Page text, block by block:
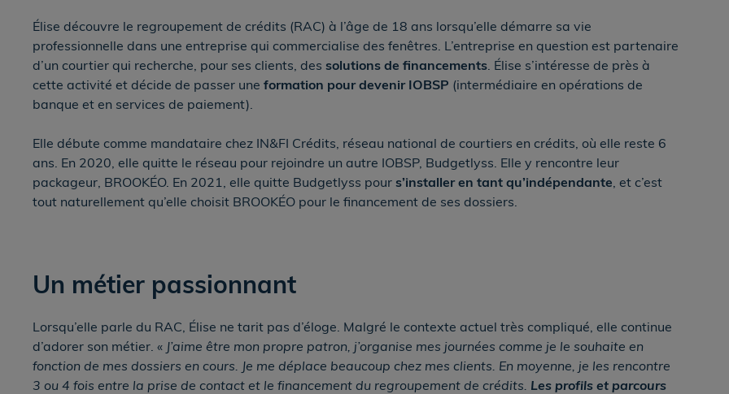
Élise découvre le regroupement de crédits (RAC) à l’âge de 18 ans lorsqu’elle démarre sa vie
professionnelle dans une entreprise qui commercialise des fenêtres. L’entreprise en question est partenaire
d’un courtier qui recherche, pour ses clients, des solutions de financements. Élise s’intéresse de près à
cette activité et décide de passer une formation pour devenir IOBSP (intermédiaire en opérations de
banque et en services de paiement).
Elle débute comme mandataire chez IN&FI Crédits, réseau national de courtiers en crédits, où elle reste 6
ans. En 2020, elle quitte le réseau pour rejoindre un autre IOBSP, Budgetlyss. Elle y rencontre leur
packageur, BROOKÉO. En 2021, elle quitte Budgetlyss pour s’installer en tant qu’indépendante, et c’est
tout naturellement qu’elle choisit BROOKÉO pour le financement de ses dossiers.
Un métier passionnant
Lorsqu’elle parle du RAC, Élise ne tarit pas d’éloge. Malgré le contexte actuel très compliqué, elle continue
d’adorer son métier. « J’aime être mon propre patron, j’organise mes journées comme je le souhaite en
fonction de mes dossiers en cours. Je me déplace beaucoup chez mes clients. En moyenne, je les rencontre
3 ou 4 fois entre la prise de contact et le financement du regroupement de crédits. Les profils et parcours